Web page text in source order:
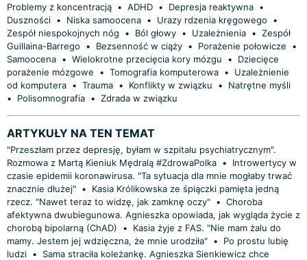
Problemy z koncentracją • ADHD • Depresja reaktywna •
Duszności • Niska samoocena • Urazy rdzenia kręgowego
•
Zespół niespokojnych nóg
• Ból głowy • Uzależnienia • Zespół
Guillaina-Barrego
• Bezsenność w ciąży • Porażenie połowicze
•
Samoocena • Wielokrotne przecięcia kory mózgu •
Dziecięce
porażenie mózgowe
• Tomografia komputerowa •
Uzależnienie
od komputera • Trauma • Konflikty w związku •
Natrętne myśli
•
Polisomnografia • Zdrada w związku
ARTYKUŁY NA TEN TEMAT
"Przeszłam przez depresję, byłam w szpitalu psychiatrycznym".
Rozmowa z Martą Kieniuk Mędralą #ZdrowaPolka •
Introwertycy w
czasie epidemii koronawirusa. "Ta sytuacja dla mnie mogłaby trwać
znacznie dłużej" •
Kasia Królikowska ze śpiączki pamięta jedną
rzecz. "Nawet teraz to widzę, jak zamknę oczy" • Choroba
afektywna dwubiegunowa. Agnieszka opowiada, jak wygląda życie z
chorobą bipolarną (ChAD)
•
Kasia żyje z FAS. "Nie mam żalu do
mamy. Jestem jej wdzięczna, że mnie urodziła" •
Po prostu lubię
ludzi •
Sama straciła koleżankę. Agnieszka Sienkiewicz chce